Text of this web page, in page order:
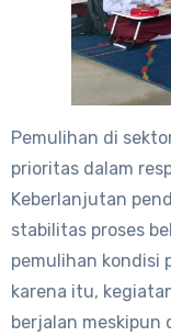
Pemulihan di
prioritas dalam
Keberlanjutan
stabilitas proses
pemulihan kondisi
karena itu,
berjalan meskipun